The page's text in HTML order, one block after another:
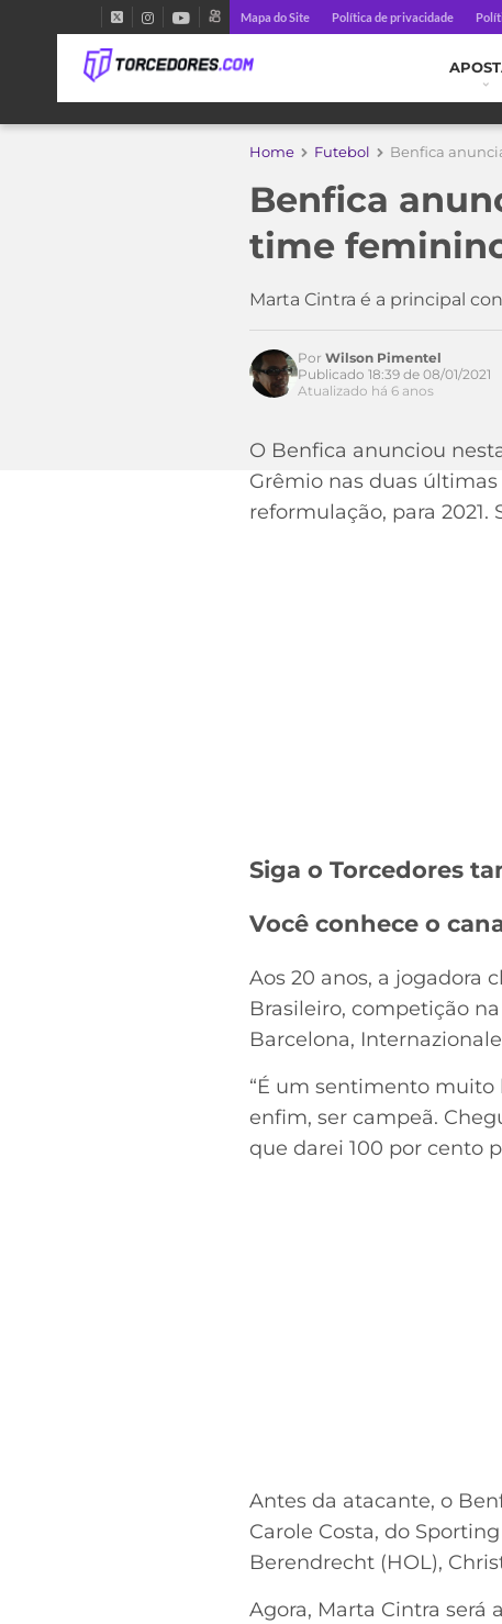
Mapa do Site Política de privacidade
Home Futebol Benfica
Benfica
time
Marta Cintra é a principal
Acesse o perfil do autor
Por Wilson Pimentel
Publicado 18:39 de 08/01/2021
Atualizado há 6 anos
O Benfica anunciou
Grêmio nas duas
reformulação, para
Siga o Torcedores
Você conhece o
Aos 20 anos, a jogadora
Brasileiro, competição
Barcelona,
“É um sentimento muito
enfim, ser campeã.
que darei 100 por cento
Antes da atacante, o
Carole Costa, do
Berendrecht (HOL),
Agora, Marta Cintra será